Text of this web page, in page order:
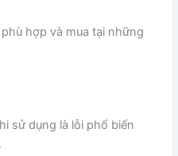
hợp và mua tại những
sử dụng là lỗi phổ biến